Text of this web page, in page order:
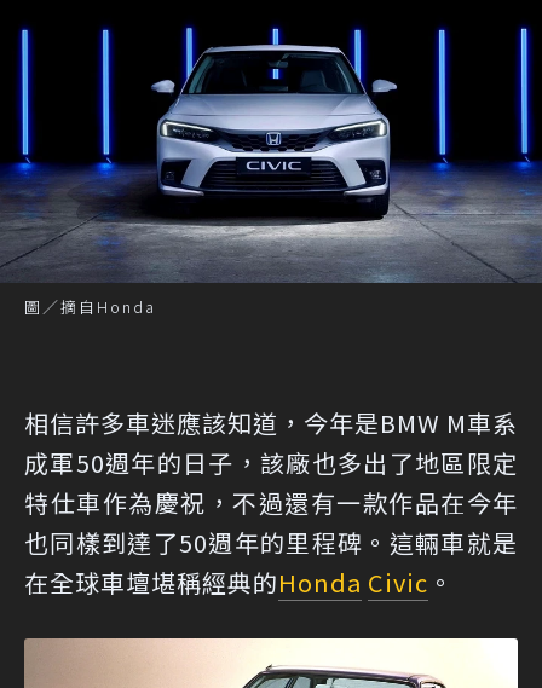
圖／摘自Honda
相信許多車迷應該知道，今年是BMW M車系
成軍50週年的日子，該廠也多出了地區限定
特仕車作為慶祝，不過還有一款作品在今年
也同樣到達了50週年的里程碑。這輛車就是
在全球車壇堪稱經典的Honda Civic 。